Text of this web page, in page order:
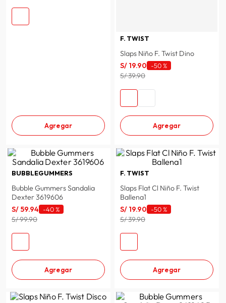
Agregar
F. TWIST
Slaps Niño F. Twist Dino
S/ 19.90 -50 %
S/ 39.90
Agregar
BUBBLEGUMMERS
Bubble Gummers Sandalia
Dexter 3619606
S/ 59.94 -40 %
S/ 99.90
Agregar
F. TWIST
Slaps Flat Cl Niño F. Twist
Ballena1
S/ 19.90 -50 %
S/ 39.90
Agregar